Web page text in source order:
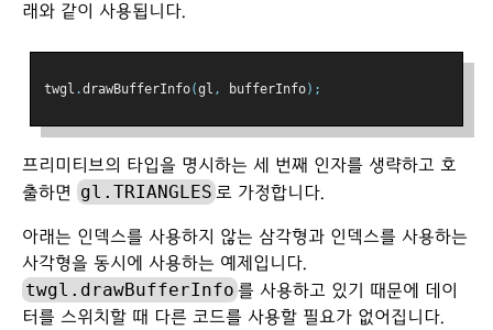
래와 같이 사용됩니다.
twgl .drawBufferInfo(gl , bufferInfo);
프리미티브의 타입을 명시하는 세 번째 인자를 생략하고 호
출하면 gl.TRIANGLES 로 가정합니다.
아래는 인덱스를 사용하지 않는 삼각형과 인덱스를 사용하는
사각형을 동시에 사용하는 예제입니다.
twgl.drawBufferInfo 를 사용하고 있기 때문에 데이
터를 스위치할 때 다른 코드를 사용할 필요가 없어집니다.